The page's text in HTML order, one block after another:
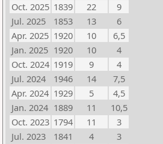
Oct. 2025 1839 22
9
Jul. 2025
1853 13
6
Apr. 2025 1920 10
6,5
Jan. 2025 1920 10
4
Oct. 2024 1919 9
4
Jul. 2024
1946 14
7,5
Apr. 2024 1929 5
4,5
Jan. 2024 1889 11
10,5
Oct. 2023 1794 11
3
Jul. 2023
1841 4
3